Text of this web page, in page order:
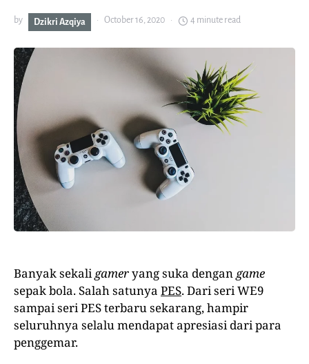
by Dzikri Azqiya October 16, 2020 4 minute read
Banyak sekaligameryang suka dengan game
sepak bola. Salah satunya PES. Dari seri WE9
sampai seri PES terbaru sekarang, hampir
seluruhnya selalu mendapat apresiasi dari para
penggemar.